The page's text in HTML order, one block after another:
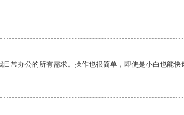
常办公的所有需求。操作也很简单，即使是小白也能快